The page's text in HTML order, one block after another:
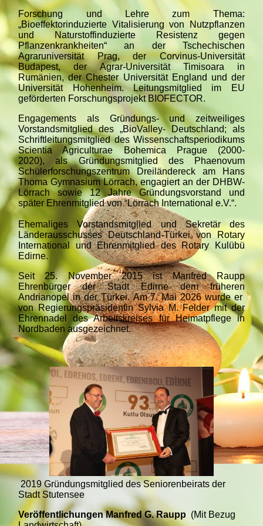
Forschung und Lehre zum Thema:
„Bioeffektorinduzierte Vitalisierung von Nutzpflanzen
und Naturstoffinduzierte Resistenz gegen
Pflanzenkrankheiten“ an der Tschechischen
Agraruniversität Prag, der Corvinus-Universität
Budapest, der Agrar-Universität Timisoara in
Rumänien, der Chester Universität England und der
Universität Hohenheim. Leitungsmitglied im EU
geförderten Forschungsprojekt BIOFECTOR.
Engagements als Gründungs- und zeitweiliges
Vorstandsmitglied des „BioValley- Deutschland; als
Schriftleitungsmitglied des Wissenschaftsperiodikums
Scientia Agriculturae Bohemica Prague (2000-
2020), als Gründungsmitglied des Phaenovum
Schülerforschungszentrum Dreiländereck am Hans
Thoma Gymnasium Lörrach, engagiert an der DHBW-
Lörrach sowie 12 Jahre Gründungsvorstand und
später Ehrenmitglied von “Lörrach International e.V.“.
Ehemaliges Vorstandsmitglied und Sekretär des
Länderausschusses Deutschland-Türkei von Rotary
International und Ehrenmitglied des Rotary Kulübü
Edirne.
Seit 25. November 2015 ist Manfred Raupp
Ehrenbürger der Stadt Edirne dem früheren
Andrianopel in der Türkei. Am 7. Mai 2026 wurde er
von Regierungspräsidentin Sylvia M. Felder mit der
Ehrennadel des Arbeitskreises für Heimatpflege in
Nordbaden ausgezeichnet.
2019 Gründungsmitglied des Seniorenbeirats der
Stadt Stutensee
Veröffentlichungen Manfred G. Raupp (Mit Bezug